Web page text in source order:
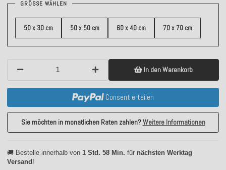
GRÖSSE WÄHLEN
50 x 30 cm 50 x 50 cm 60 x 40 cm 70 x 70 cm
In den Warenkorb
Consent erteilen
Sie möchten in monatlichen Raten zahlen?Weitere Informationen
🚚 Bestelle innerhalb von 1 Std. 58 Min. für nächsten Werktag
Versand!